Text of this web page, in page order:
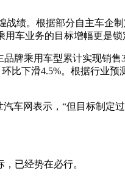
绩。根据部分自主车企
车业务的目标增幅更是锁
牌乘用车型累计实现销售
比下滑4.5%。根据行业预
车网表示，“但目标制定
已经势在必行。